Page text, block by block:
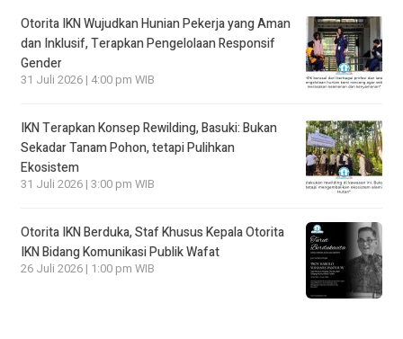
Otorita IKN Wujudkan Hunian Pekerja yang Aman
dan Inklusif, Terapkan Pengelolaan Responsif
Gender
31 Juli 2026 | 4:00 pm WIB
IKN Terapkan Konsep Rewilding, Basuki: Bukan
Sekadar Tanam Pohon, tetapi Pulihkan
Ekosistem
31 Juli 2026 | 3:00 pm WIB
Otorita IKN Berduka, Staf Khusus Kepala Otorita
IKN Bidang Komunikasi Publik Wafat
26 Juli 2026 | 1:00 pm WIB